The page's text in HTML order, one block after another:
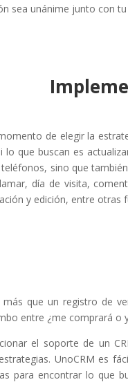
sea unánime junto con
de elegir la
lo que buscan es
sino que
día de visita,
y edición, entre otras
más que un registro de
entre ¿me comprará o
el soporte de un
UnoCRM es
para encontrar lo que